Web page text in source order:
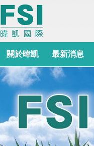
關於暐凱 最新消息